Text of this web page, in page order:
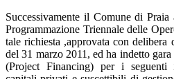
Successivamente il Comune di
Programmazione Triennale delle
tale richiesta ,approvata con
del 31 marzo 2011, ed ha indetto
(Project Financing) per i seguenti